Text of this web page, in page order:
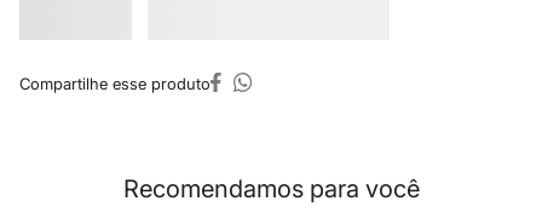
Recomendamos para você